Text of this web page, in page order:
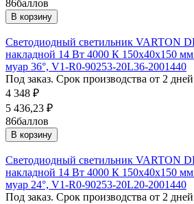
86баллов
В корзину
Светодиодный светильник VARTON
накладной 14 Вт 4000 К 150х40х150
муар 36°, V1-R0-90253-20L36-2001440
Под заказ. Срок производства от 2 дней
4 348 ₽
5 436,23 ₽
86баллов
В корзину
Светодиодный светильник VARTON
накладной 14 Вт 4000 К 150х40х150
муар 24°, V1-R0-90253-20L20-2001440
Под заказ. Срок производства от 2 дней